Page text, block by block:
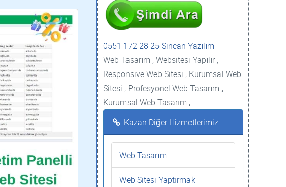
0551 172 28 25 Sincan Yazılım
Web Tasarım , Websitesi Yapılır ,
Responsive Web Sitesi , Kurumsal Web
Sitesi , Profesyonel Web Tasarım ,
Kurumsal Web Tasarım ,
Kazan Diğer Hizmetlerimiz
Web Tasarım
Web Sitesi Yaptırmak